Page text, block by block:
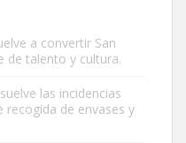
a convertir San
de talento y cultura.
las incidencias
recogida de envases y